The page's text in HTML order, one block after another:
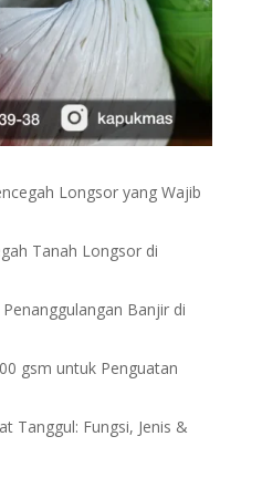
Longsor yang Wajib
Tanah Longsor di
Banjir di
gsm untuk Penguatan
Tanggul: Fungsi, Jenis &